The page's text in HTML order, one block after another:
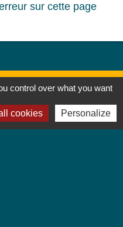
sur cette page
control over what you want
cookies Personalize